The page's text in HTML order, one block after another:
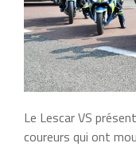
Le Lescar VS
coureurs qui ont